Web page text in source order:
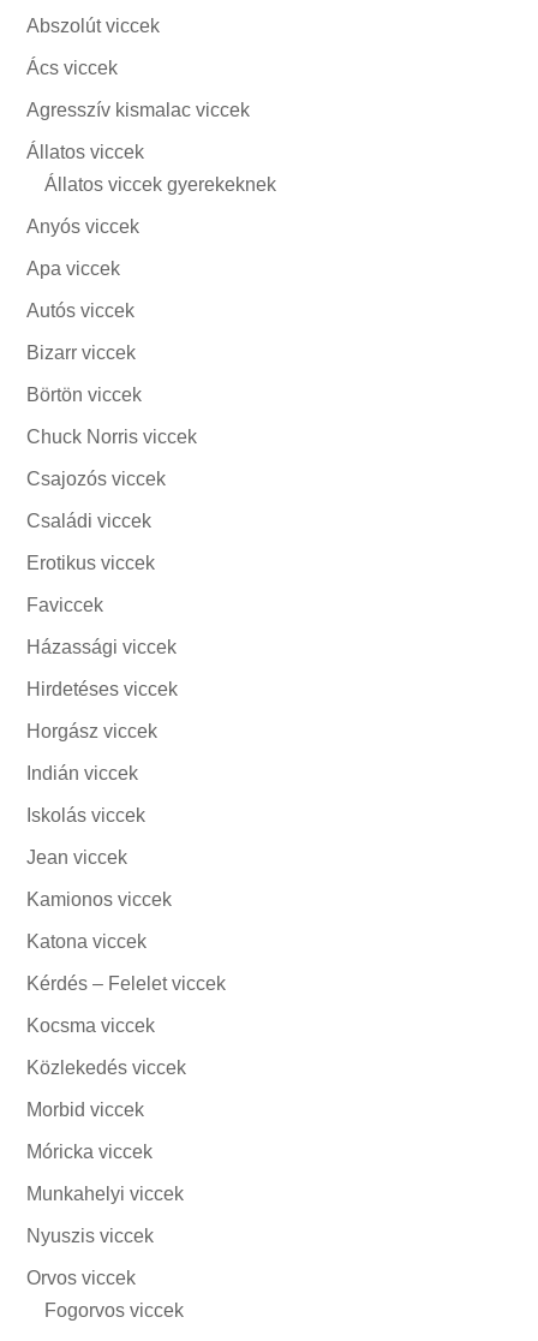
Abszolút viccek
Ács viccek
Agresszív kismalac viccek
Állatos viccek
Állatos viccek gyerekeknek
Anyós viccek
Apa viccek
Autós viccek
Bizarr viccek
Börtön viccek
Chuck Norris viccek
Csajozós viccek
Családi viccek
Erotikus viccek
Faviccek
Házassági viccek
Hirdetéses viccek
Horgász viccek
Indián viccek
Iskolás viccek
Jean viccek
Kamionos viccek
Katona viccek
Kérdés – Felelet viccek
Kocsma viccek
Közlekedés viccek
Morbid viccek
Móricka viccek
Munkahelyi viccek
Nyuszis viccek
Orvos viccek
Fogorvos viccek